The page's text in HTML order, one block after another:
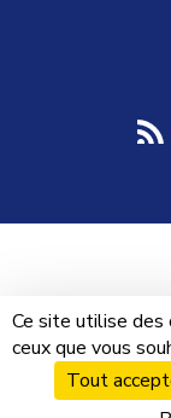
Ce site utilise des
ceux que vous
Tout